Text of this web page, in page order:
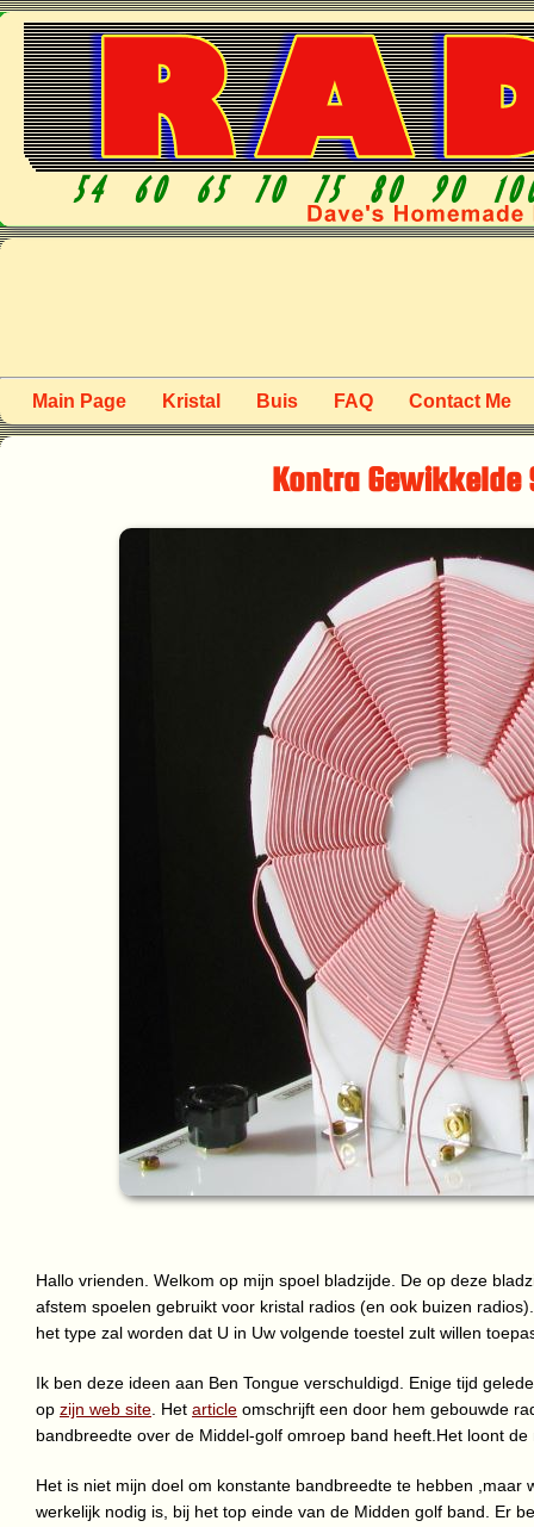
Main Page Kristal Buis FAQ Contact Me
Kontra Gewikkelde
Hallo vrienden. Welkom op mijn spoel bladzijde. De op deze
afstem spoelen gebruikt voor kristal radios (en ook buizen
het type zal worden dat U in Uw volgende toestel zult willen
Ik ben deze ideen aan Ben Tongue verschuldigd. Enige tijd
op zijn web site . Het article omschrijft een door hem gebouwde
bandbreedte over de Middel-golf omroep band heeft.Het loont
Het is niet mijn doel om konstante bandbreedte te hebben ,maar
werkelijk nodig is, bij het top einde van de Midden golf band. Er